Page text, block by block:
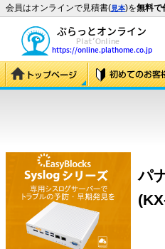
会員はオンラインで見積書(見本)を無料で
パ